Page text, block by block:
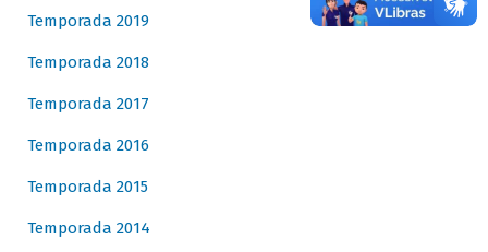
Temporada 2019
Temporada 2018
Temporada 2017
Temporada 2016
Temporada 2015
Temporada 2014